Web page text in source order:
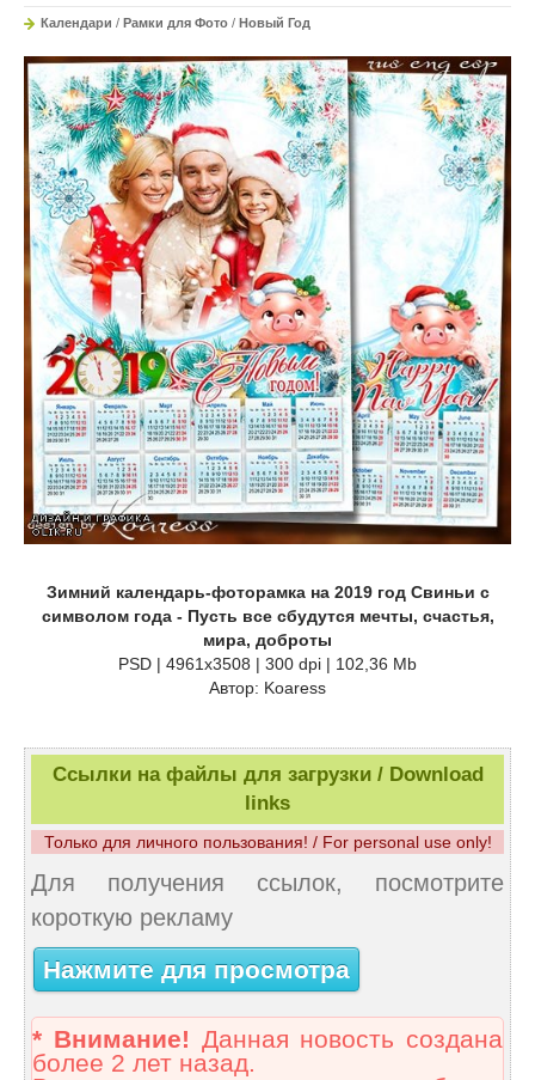
Календари / Рамки для Фото / Новый Год
Зимний календарь-фоторамка на 2019 год Свиньи с
символом года - Пусть все сбудутся мечты, счастья,
мира, доброты
PSD | 4961x3508 | 300 dpi | 102,36 Mb
Автор: Koaress
Ссылки на файлы для загрузки / Download
links
Только для личного пользования! / For personal use only!
Для получения ссылок, посмотрите
короткую рекламу
Нажмите для просмотра
* Внимание! Данная новость создана
более 2 лет назад.